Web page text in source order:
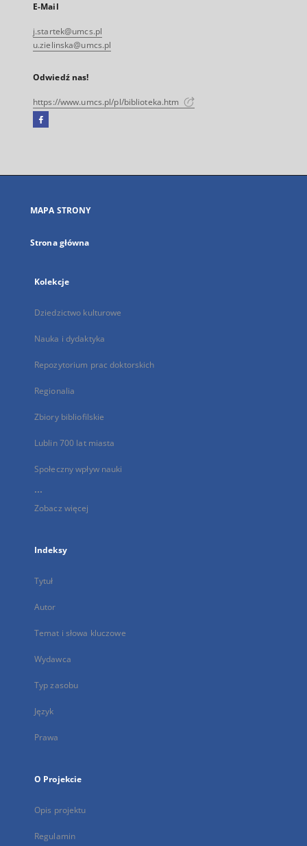
E-Mail
j.startek@umcs.pl
u.zielinska@umcs.pl
Odwiedź nas!
https://www.umcs.pl/pl/biblioteka.htm
Facebook
się
karcie
MAPA STRONY
Strona główna
Kolekcje
Dziedzictwo kulturowe
Nauka i dydaktyka
Repozytorium prac doktorskich
Regionalia
Zbiory bibliofilskie
Lublin 700 lat miasta
Społeczny wpływ nauki
...
Zobacz więcej
Indeksy
Tytuł
Autor
Temat i słowa kluczowe
Wydawca
Typ zasobu
Język
Prawa
O Projekcie
Opis projektu
Regulamin